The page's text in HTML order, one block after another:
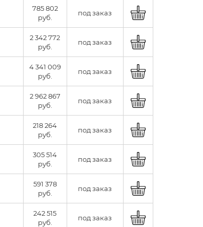
785 802
руб.
под заказ
2 342 772
руб.
под заказ
4 341 009
руб.
под заказ
2 962 867
руб.
под заказ
218 264
руб.
под заказ
305 514
руб.
под заказ
591 378
руб.
под заказ
242 515
руб.
под заказ